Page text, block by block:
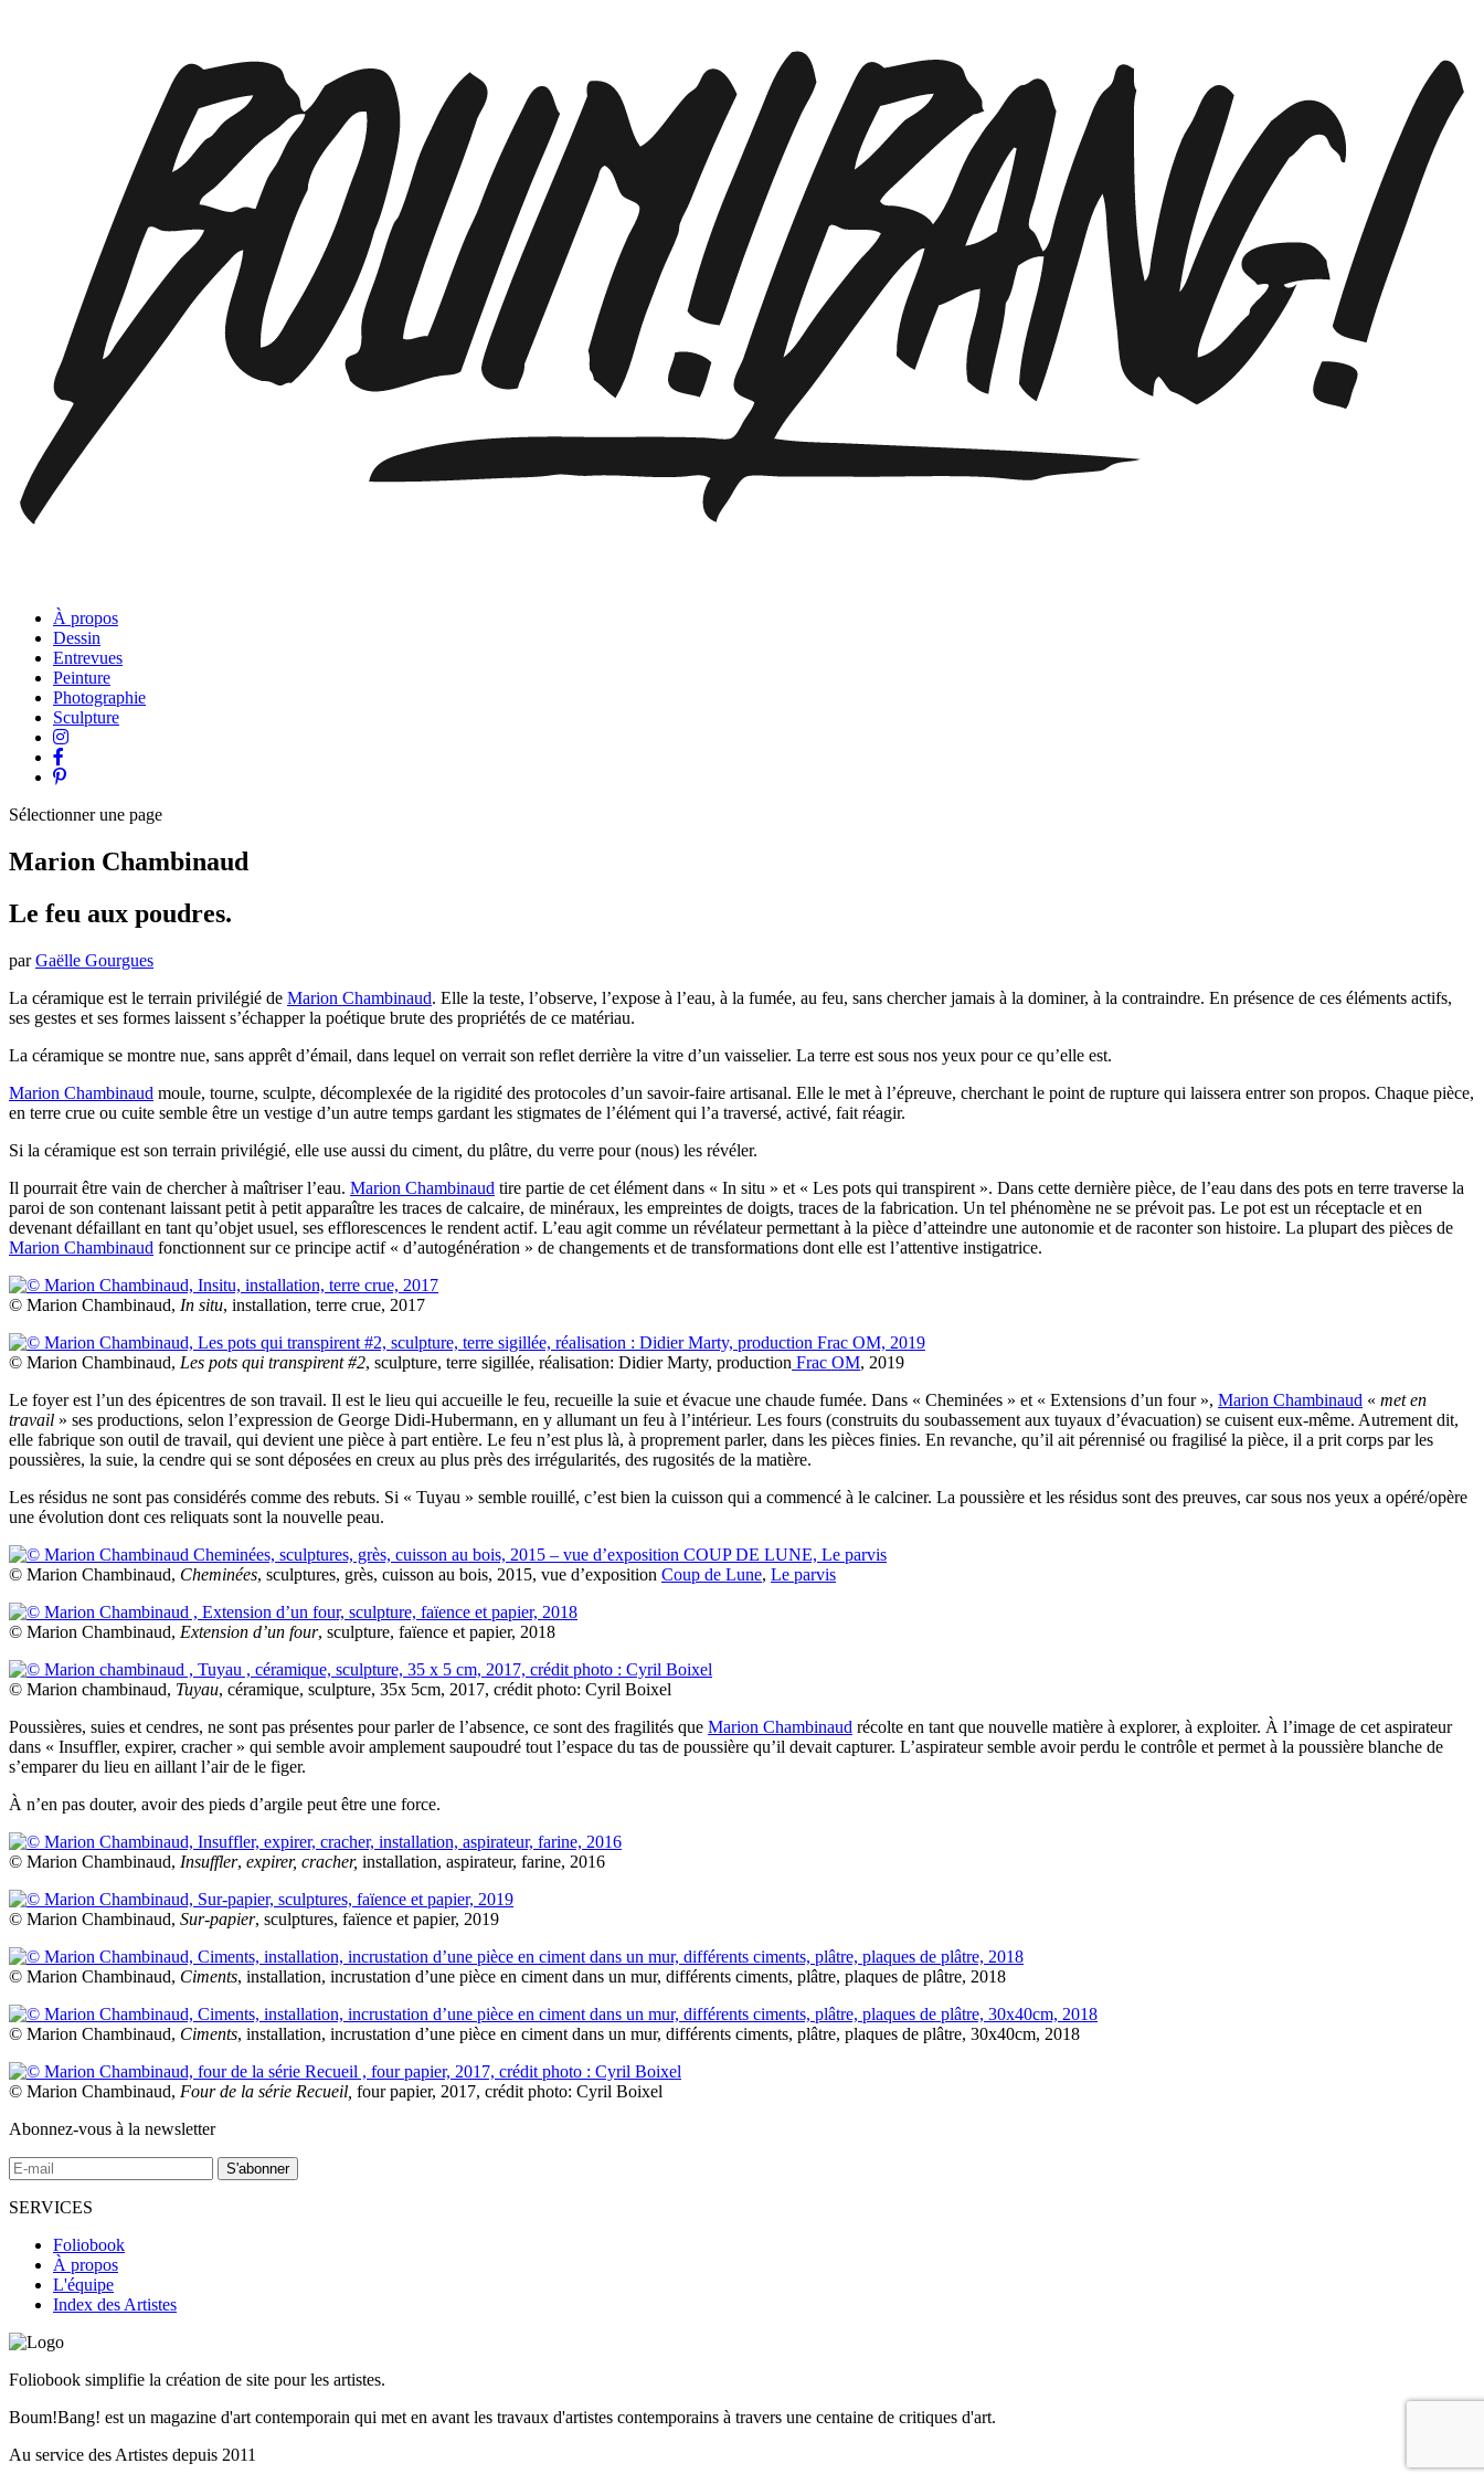
À propos
Dessin
Entrevues
Peinture
Photographie
Sculpture
Sélectionner une page
Marion Chambinaud
Le feu aux poudres.
parGaëlle Gourgues
La céramique est le terrain privilégié de Marion Chambinaud. Elle la teste, l’observe, l’expose à l’eau, à la fumée, au feu, sans chercher jamais à la dominer, à la contraindre. En présence de ces éléments actifs,
ses gestes et ses formes laissent s’échapper la poétique brute des propriétés de ce matériau.
La céramique se montre nue, sans apprêt d’émail, dans lequel on verrait son reflet derrière la vitre d’un vaisselier. La terre est sous nos yeux pour ce qu’elle est.
Marion Chambinaud moule, tourne, sculpte, décomplexée de la rigidité des protocoles d’un savoir-faire artisanal. Elle le met à l’épreuve, cherchant le point de rupture qui laissera entrer son propos. Chaque pièce,
en terre crue ou cuite semble être un vestige d’un autre temps gardant les stigmates de l’élément qui l’a traversé, activé, fait réagir.
Si la céramique est son terrain privilégié, elle use aussi du ciment, du plâtre, du verre pour (nous) les révéler.
Il pourrait être vain de chercher à maîtriser l’eau. Marion Chambinaud tire partie de cet élément dans « In situ » et « Les pots qui transpirent ». Dans cette dernière pièce, de l’eau dans des pots en terre traverse la
paroi de son contenant laissant petit à petit apparaître les traces de calcaire, de minéraux, les empreintes de doigts, traces de la fabrication. Un tel phénomène ne se prévoit pas. Le pot est un réceptacle et en
devenant défaillant en tant qu’objet usuel, ses efflorescences le rendent actif. L’eau agit comme un révélateur permettant à la pièce d’atteindre une autonomie et de raconter son histoire. La plupart des pièces de
Marion Chambinaud fonctionnent sur ce principe actif « d’autogénération » de changements et de transformations dont elle est l’attentive instigatrice.
© Marion Chambinaud, In situ, installation, terre crue, 2017
© Marion Chambinaud, Les pots qui transpirent #2, sculpture, terre sigillée, réalisation: Didier Marty, production Frac OM, 2019
Le foyer est l’un des épicentres de son travail. Il est le lieu qui accueille le feu, recueille la suie et évacue une chaude fumée. Dans « Cheminées » et « Extensions d’un four », Marion Chambinaud « met en
travail » ses productions, selon l’expression de George Didi-Hubermann, en y allumant un feu à l’intérieur. Les fours (construits du soubassement aux tuyaux d’évacuation) se cuisent eux-même. Autrement dit,
elle fabrique son outil de travail, qui devient une pièce à part entière. Le feu n’est plus là, à proprement parler, dans les pièces finies. En revanche, qu’il ait pérennisé ou fragilisé la pièce, il a prit corps par les
poussières, la suie, la cendre qui se sont déposées en creux au plus près des irrégularités, des rugosités de la matière.
Les résidus ne sont pas considérés comme des rebuts. Si « Tuyau » semble rouillé, c’est bien la cuisson qui a commencé à le calciner. La poussière et les résidus sont des preuves, car sous nos yeux a opéré/opère
une évolution dont ces reliquats sont la nouvelle peau.
© Marion Chambinaud, Cheminées, sculptures, grès, cuisson au bois, 2015, vue d’exposition Coup de Lune, Le parvis
© Marion Chambinaud, Extension d’un four, sculpture, faïence et papier, 2018
© Marion chambinaud, Tuyau, céramique, sculpture, 35x 5cm, 2017, crédit photo: Cyril Boixel
Poussières, suies et cendres, ne sont pas présentes pour parler de l’absence, ce sont des fragilités que Marion Chambinaud récolte en tant que nouvelle matière à explorer, à exploiter. À l’image de cet aspirateur
dans « Insuffler, expirer, cracher » qui semble avoir amplement saupoudré tout l’espace du tas de poussière qu’il devait capturer. L’aspirateur semble avoir perdu le contrôle et permet à la poussière blanche de
s’emparer du lieu en aillant l’air de le figer.
À n’en pas douter, avoir des pieds d’argile peut être une force.
© Marion Chambinaud, Insuffler, expirer, cracher, installation, aspirateur, farine, 2016
© Marion Chambinaud, Sur-papier, sculptures, faïence et papier, 2019
© Marion Chambinaud, Ciments, installation, incrustation d’une pièce en ciment dans un mur, différents ciments, plâtre, plaques de plâtre, 2018
© Marion Chambinaud, Ciments, installation, incrustation d’une pièce en ciment dans un mur, différents ciments, plâtre, plaques de plâtre, 30x40cm, 2018
© Marion Chambinaud, Four de la série Recueil, four papier, 2017, crédit photo: Cyril Boixel
Abonnez-vous à la newsletter
SERVICES
Foliobook
À propos
L'équipe
Index des Artistes
Foliobook simplifie la création de site pour les artistes.
Boum!Bang! est un magazine d'art contemporain qui met en avant les travaux d'artistes contemporains à travers une centaine de critiques d'art.
Au service des Artistes depuis 2011